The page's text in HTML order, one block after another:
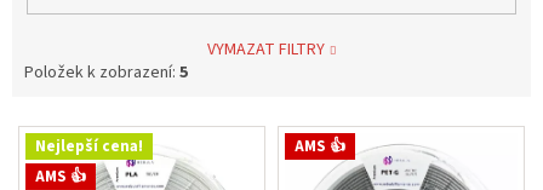
VYMAZAT FILTRY
Položek k zobrazení: 5
V Nejlepší cena!
AMS 👍
AMS 👍